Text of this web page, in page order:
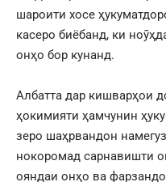
шароити хосе
касеро биёбанд, ки
онҳо бор кунанд.
Албатта дар кишварҳои
ҳокимияти ҳамчунин
зеро шаҳрвандон
нокоромад сарнавишти
ояндаи онҳо ва